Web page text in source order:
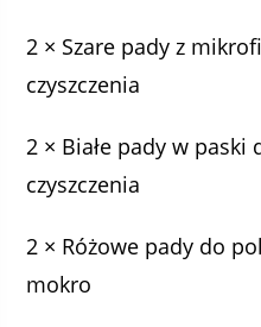
2 × Szare pady z
czyszczenia
2 × Białe pady w paski
czyszczenia
2 × Różowe pady do
mokro